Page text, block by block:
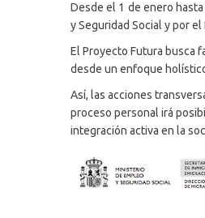
Desde el 1 de enero hasta
y Seguridad Social y por
El Proyecto Futura busca
desde un enfoque
Así, las acciones
proceso personal irá
integración activa en la